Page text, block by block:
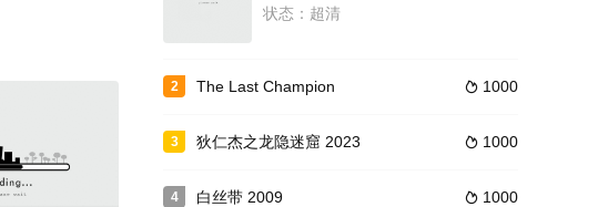
状态：超清
2  1000
The Last Champion
3  1000
狄仁杰之龙隐迷窟 2023
4  1000
白丝带 2009